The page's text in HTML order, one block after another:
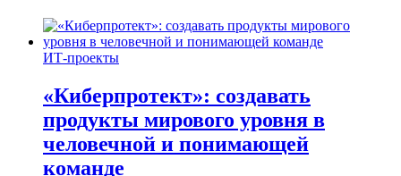
ИТ-проекты
«Киберпротект»: создавать
продукты мирового уровня в
человечной и понимающей
команде